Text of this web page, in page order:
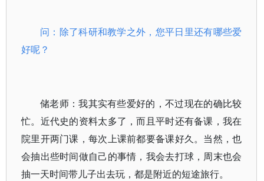
问：除了科研和教学之外，您平日里还有哪些爱
好呢？
储老师：我其实有些爱好的，不过现在的确比较
忙。近代史的资料太多了，而且平时还有备课，我在
院里开两门课，每次上课前都要备课好久。当然，也
会抽出些时间做自己的事情，我会去打球，周末也会
抽一天时间带儿子出去玩，都是附近的短途旅行。